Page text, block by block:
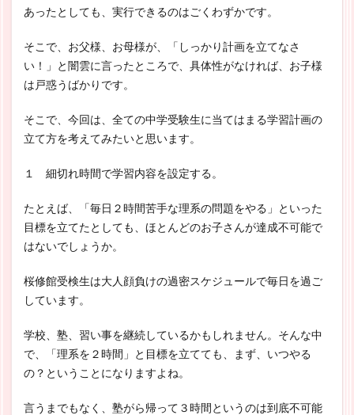
あったとしても、実行できるのはごくわずかです。
そこで、お父様、お母様が、「しっかり計画を立てなさ
い！」と闇雲に言ったところで、具体性がなければ、お子様
は戸惑うばかりです。
そこで、今回は、全ての中学受験生に当てはまる学習計画の
立て方を考えてみたいと思います。
１ 細切れ時間で学習内容を設定する。
たとえば、「毎日２時間苦手な理系の問題をやる」といった
目標を立てたとしても、ほとんどのお子さんが達成不可能で
はないでしょうか。
桜修館受検生は大人顔負けの過密スケジュールで毎日を過ご
しています。
学校、塾、習い事を継続しているかもしれません。そんな中
で、「理系を２時間」と目標を立てても、まず、いつやる
の？ということになりますよね。
言うまでもなく、塾がら帰って３時間というのは到底不可能